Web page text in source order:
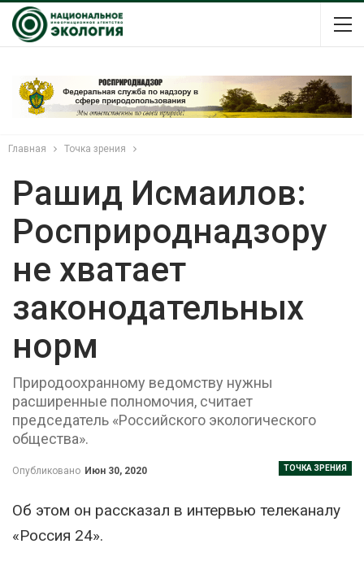
Главная Точка зрения
Рашид Исмаилов:
Росприроднадзору
не хватает
законодательных
норм
Природоохранному ведомству нужны
расширенные полномочия, считает
председатель «Российского экологического
общества».
ТОЧКА ЗРЕНИЯ
Опубликовано Июн 30, 2020
Об этом он рассказал в интервью телеканалу
«Россия 24».